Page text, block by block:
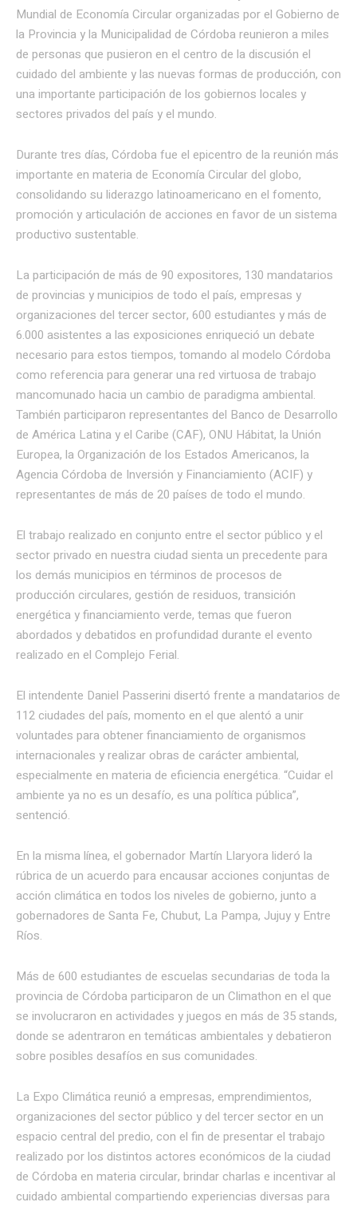
Mundial de Economía Circular organizadas por el Gobierno de
la Provincia y la Municipalidad de Córdoba reunieron a miles
de personas que pusieron en el centro de la discusión el
cuidado del ambiente y las nuevas formas de producción, con
una importante participación de los gobiernos locales y
sectores privados del país y el mundo.
Durante tres días, Córdoba fue el epicentro de la reunión más
importante en materia de Economía Circular del globo,
consolidando su liderazgo latinoamericano en el fomento,
promoción y articulación de acciones en favor de un sistema
productivo sustentable.
La participación de más de 90 expositores, 130 mandatarios
de provincias y municipios de todo el país, empresas y
organizaciones del tercer sector, 600 estudiantes y más de
6.000 asistentes a las exposiciones enriqueció un debate
necesario para estos tiempos, tomando al modelo Córdoba
como referencia para generar una red virtuosa de trabajo
mancomunado hacia un cambio de paradigma ambiental.
También participaron representantes del Banco de Desarrollo
de América Latina y el Caribe (CAF), ONU Hábitat, la Unión
Europea, la Organización de los Estados Americanos, la
Agencia Córdoba de Inversión y Financiamiento (ACIF) y
representantes de más de 20 países de todo el mundo.
El trabajo realizado en conjunto entre el sector público y el
sector privado en nuestra ciudad sienta un precedente para
los demás municipios en términos de procesos de
producción circulares, gestión de residuos, transición
energética y financiamiento verde, temas que fueron
abordados y debatidos en profundidad durante el evento
realizado en el Complejo Ferial.
El intendente Daniel Passerini disertó frente a mandatarios de
112 ciudades del país, momento en el que alentó a unir
voluntades para obtener financiamiento de organismos
internacionales y realizar obras de carácter ambiental,
especialmente en materia de eficiencia energética. “Cuidar el
ambiente ya no es un desafío, es una política pública”,
sentenció.
En la misma línea, el gobernador Martín Llaryora lideró la
rúbrica de un acuerdo para encausar acciones conjuntas de
acción climática en todos los niveles de gobierno, junto a
gobernadores de Santa Fe, Chubut, La Pampa, Jujuy y Entre
Ríos.
Más de 600 estudiantes de escuelas secundarias de toda la
provincia de Córdoba participaron de un Climathon en el que
se involucraron en actividades y juegos en más de 35 stands,
donde se adentraron en temáticas ambientales y debatieron
sobre posibles desafíos en sus comunidades.
La Expo Climática reunió a empresas, emprendimientos,
organizaciones del sector público y del tercer sector en un
espacio central del predio, con el fin de presentar el trabajo
realizado por los distintos actores económicos de la ciudad
de Córdoba en materia circular, brindar charlas e incentivar al
cuidado ambiental compartiendo experiencias diversas para